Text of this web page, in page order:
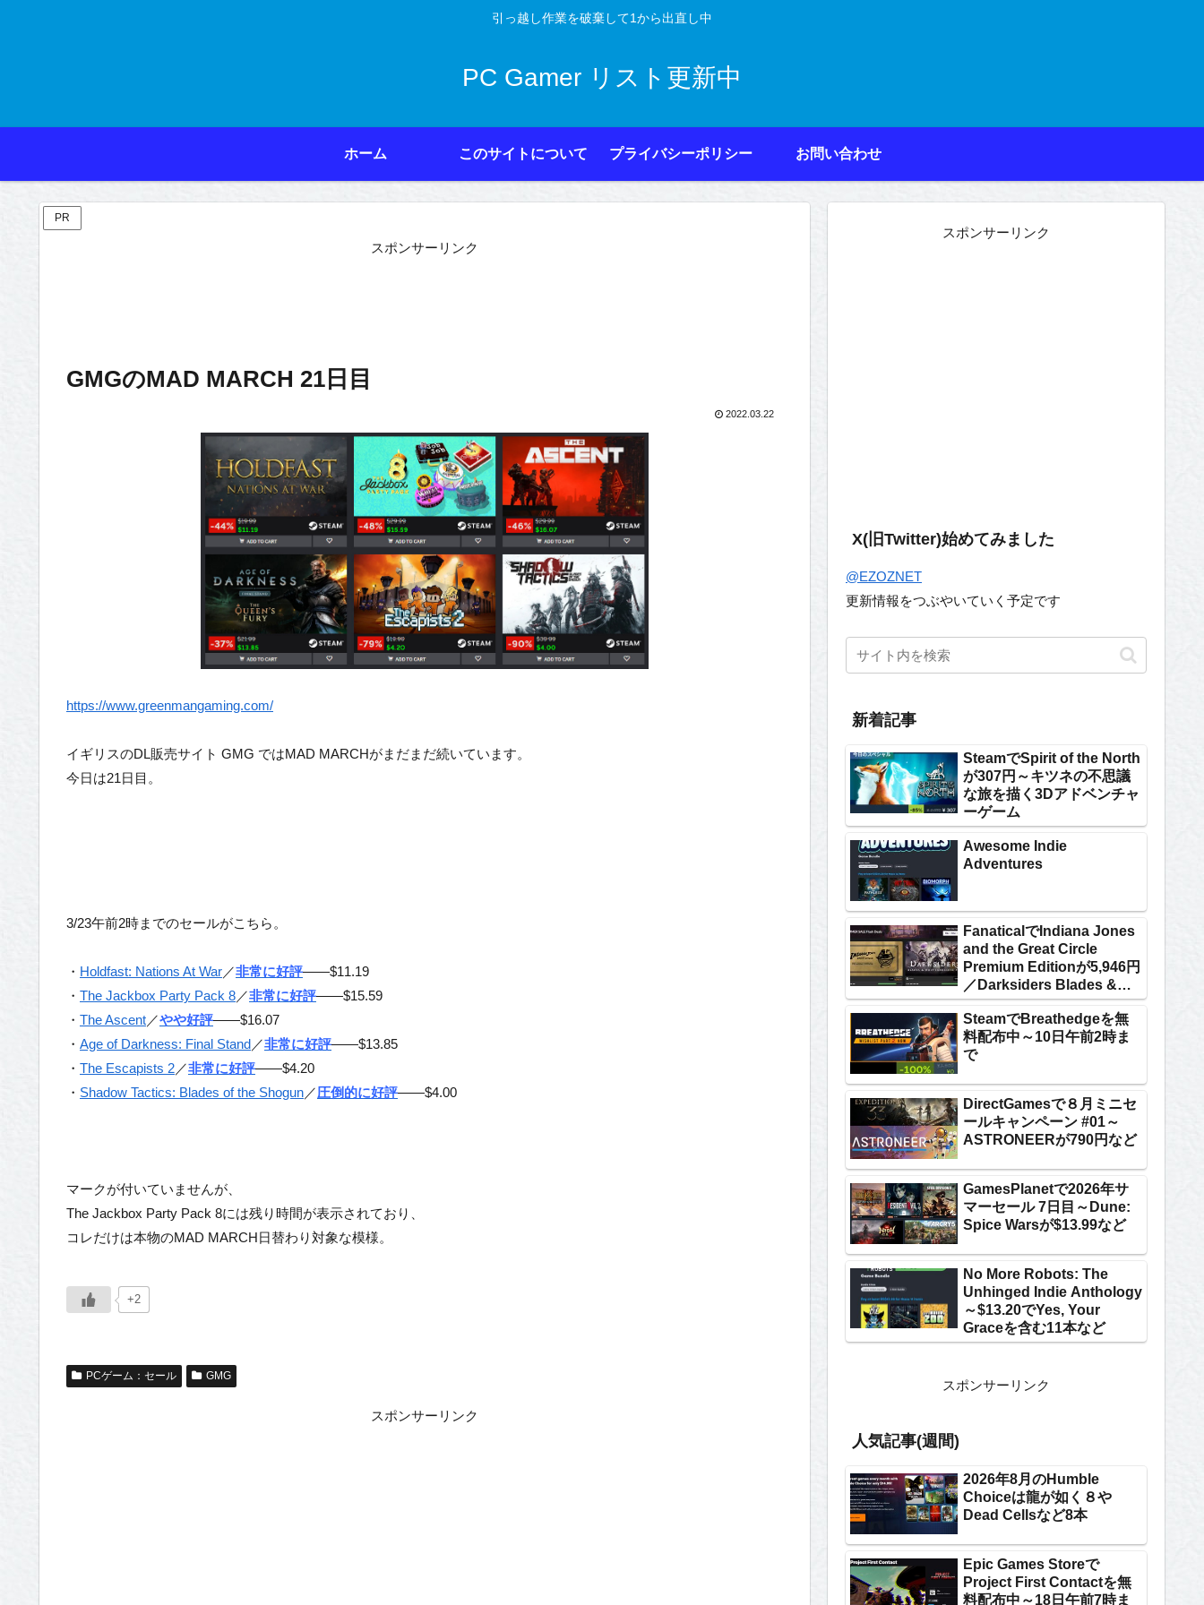
引っ越し作業を破棄して1から出直し中
PC Gamer リスト更新中
ホーム このサイトについて プライバシーポリシー お問い合わせ
PR
スポンサーリンク
GMGのMAD MARCH 21日目
2022.03.22
https://www.greenmangaming.com/
イギリスのDL販売サイト GMG ではMAD MARCHがまだまだ続いています。
今日は21日目。
3/23午前2時までのセールがこちら。
・ Holdfast: Nations At War／非常に好評——$11.19
・ The Jackbox Party Pack 8／非常に好評——$15.59
・ The Ascent／やや好評——$16.07
・ Age of Darkness: Final Stand／非常に好評——$13.85
・ The Escapists 2／非常に好評——$4.20
・ Shadow Tactics: Blades of the Shogun／圧倒的に好評——$4.00
マークが付いていませんが、
The Jackbox Party Pack 8には残り時間が表示されており、
コレだけは本物のMAD MARCH日替わり対象な模様。
+2
PCゲーム：セール GMG
スポンサーリンク
スポンサーリンク
X(旧Twitter)始めてみました
@EZOZNET
更新情報をつぶやいていく予定です
新着記事
SteamでSpirit of the North
が307円～キツネの不思議
な旅を描く3Dアドベンチャ
ーゲーム
Awesome Indie
Adventures
FanaticalでIndiana Jones
and the Great Circle
Premium Editionが5,946円
／Darksiders Blades &
Whip Franchise Packが
1,524円
SteamでBreathedgeを無
料配布中～10日午前2時ま
で
DirectGamesで８月ミニセ
ールキャンペーン #01～
ASTRONEERが790円など
GamesPlanetで2026年サ
マーセール 7日目～Dune:
Spice Warsが$13.99など
No More Robots: The
Unhinged Indie Anthology
～$13.20でYes, Your
Graceを含む11本など
スポンサーリンク
人気記事(週間)
2026年8月のHumble
Choiceは龍が如く８や
Dead Cellsなど8本
Epic Games Storeで
Project First Contactを無
料配布中～18日午前7時ま